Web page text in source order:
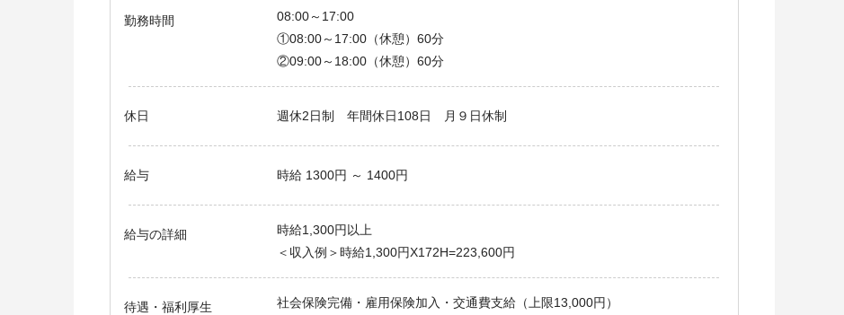
勤務時間
08:00～17:00
①08:00～17:00（休憩）60分
②09:00～18:00（休憩）60分
休日 週休2日制 年間休日108日 月９日休制
給与 時給 1300円 ～ 1400円
給与の詳細
時給1,300円以上
＜収入例＞時給1,300円X172H=223,600円
待遇・福利厚生
社会保険完備・雇用保険加入・交通費支給（上限13,000円）